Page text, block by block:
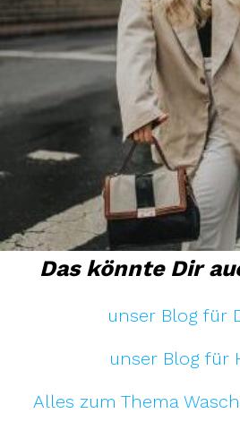
Das könnte Dir
unser Blog für
unser Blog für
Alles zum Thema